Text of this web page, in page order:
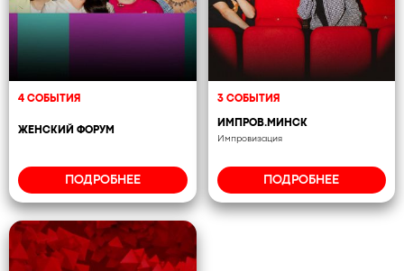
4 СОБЫТИЯ
ЖЕНСКИЙ ФОРУМ
ПОДРОБНЕЕ
3 СОБЫТИЯ
ИМПРОВ.МИНСК
Импровизация
ПОДРОБНЕЕ